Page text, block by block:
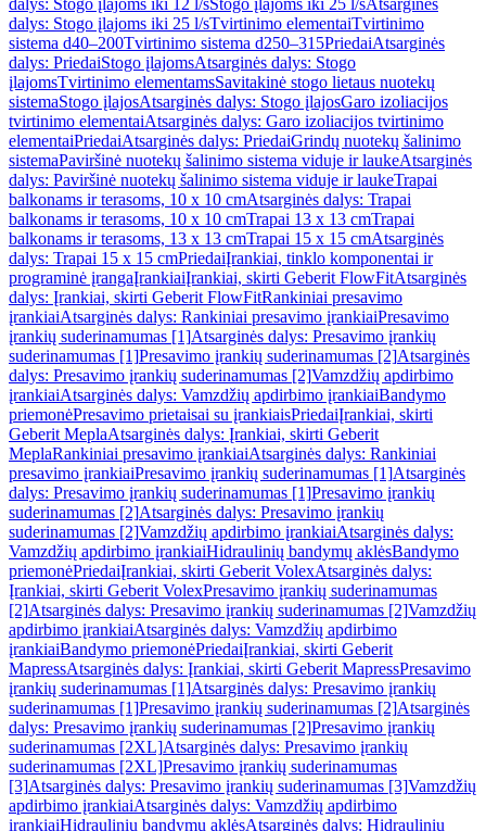
dalys: Stogo įlajoms iki 12 l/sStogo įlajoms iki 25 l/sAtsarginės
dalys: Stogo įlajoms iki 25 l/sTvirtinimo elementaiTvirtinimo
sistema d40–200Tvirtinimo sistema d250–315PriedaiAtsarginės
dalys: PriedaiStogo įlajomsAtsarginės dalys: Stogo
įlajomsTvirtinimo elementamsSavitakinė stogo lietaus nuotekų
sistemaStogo įlajosAtsarginės dalys: Stogo įlajosGaro izoliacijos
tvirtinimo elementaiAtsarginės dalys: Garo izoliacijos tvirtinimo
elementaiPriedaiAtsarginės dalys: PriedaiGrindų nuotekų šalinimo
sistemaPaviršinė nuotekų šalinimo sistema viduje ir laukeAtsarginės
dalys: Paviršinė nuotekų šalinimo sistema viduje ir laukeTrapai
balkonams ir terasoms, 10 x 10 cmAtsarginės dalys: Trapai
balkonams ir terasoms, 10 x 10 cmTrapai 13 x 13 cmTrapai
balkonams ir terasoms, 13 x 13 cmTrapai 15 x 15 cmAtsarginės
dalys: Trapai 15 x 15 cmPriedaiĮrankiai, tinklo komponentai ir
programinė įrangaĮrankiaiĮrankiai, skirti Geberit FlowFitAtsarginės
dalys: Įrankiai, skirti Geberit FlowFitRankiniai presavimo
įrankiaiAtsarginės dalys: Rankiniai presavimo įrankiaiPresavimo
įrankių suderinamumas [1]Atsarginės dalys: Presavimo įrankių
suderinamumas [1]Presavimo įrankių suderinamumas [2]Atsarginės
dalys: Presavimo įrankių suderinamumas [2]Vamzdžių apdirbimo
įrankiaiAtsarginės dalys: Vamzdžių apdirbimo įrankiaiBandymo
priemonėPresavimo prietaisai su įrankiaisPriedaiĮrankiai, skirti
Geberit MeplaAtsarginės dalys: Įrankiai, skirti Geberit
MeplaRankiniai presavimo įrankiaiAtsarginės dalys: Rankiniai
presavimo įrankiaiPresavimo įrankių suderinamumas [1]Atsarginės
dalys: Presavimo įrankių suderinamumas [1]Presavimo įrankių
suderinamumas [2]Atsarginės dalys: Presavimo įrankių
suderinamumas [2]Vamzdžių apdirbimo įrankiaiAtsarginės dalys:
Vamzdžių apdirbimo įrankiaiHidraulinių bandymų aklėsBandymo
priemonėPriedaiĮrankiai, skirti Geberit VolexAtsarginės dalys:
Įrankiai, skirti Geberit VolexPresavimo įrankių suderinamumas
[2]Atsarginės dalys: Presavimo įrankių suderinamumas [2]Vamzdžių
apdirbimo įrankiaiAtsarginės dalys: Vamzdžių apdirbimo
įrankiaiBandymo priemonėPriedaiĮrankiai, skirti Geberit
MapressAtsarginės dalys: Įrankiai, skirti Geberit MapressPresavimo
įrankių suderinamumas [1]Atsarginės dalys: Presavimo įrankių
suderinamumas [1]Presavimo įrankių suderinamumas [2]Atsarginės
dalys: Presavimo įrankių suderinamumas [2]Presavimo įrankių
suderinamumas [2XL]Atsarginės dalys: Presavimo įrankių
suderinamumas [2XL]Presavimo įrankių suderinamumas
[3]Atsarginės dalys: Presavimo įrankių suderinamumas [3]Vamzdžių
apdirbimo įrankiaiAtsarginės dalys: Vamzdžių apdirbimo
įrankiaiHidraulinių bandymų aklėsAtsarginės dalys: Hidraulinių